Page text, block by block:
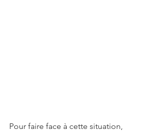
Pour faire face à cette situation,